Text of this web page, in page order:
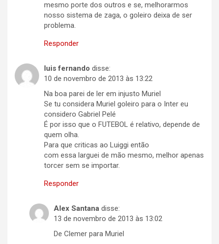
mesmo porte dos outros e se, melhorarmos
nosso sistema de zaga, o goleiro deixa de ser
problema.
Responder
luis fernando disse:
10 de novembro de 2013 às 13:22
Na boa parei de ler em injusto Muriel
Se tu considera Muriel goleiro para o Inter eu
considero Gabriel Pelé
É por isso que o FUTEBOL é relativo, depende de
quem olha.
Para que criticas ao Luiggi então
com essa larguei de mão mesmo, melhor apenas
torcer sem se importar.
Responder
Alex Santana disse:
13 de novembro de 2013 às 13:02
De Clemer para Muriel